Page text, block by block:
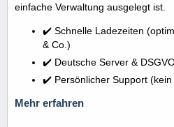
einfache Verwaltung ausgelegt ist.
✔️ Schnelle Ladezeiten
& Co.)
✔️ Deutsche Server &
✔️ Persönlicher Support (kein
Mehr erfahren